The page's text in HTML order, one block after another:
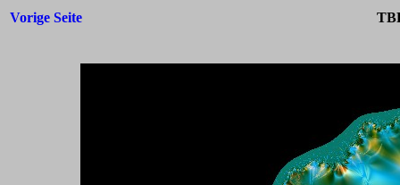
Vorige Seite